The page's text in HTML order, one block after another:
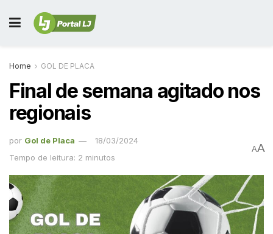
Home GOL DE PLACA
Final de semana agitado nos
regionais
por Gol de Placa
18/03/2024
Tempo de leitura: 2 minutos
AA